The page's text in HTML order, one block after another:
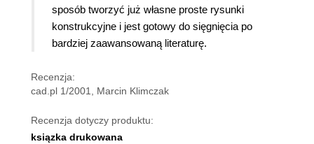
sposób tworzyć już własne proste rysunki
konstrukcyjne i jest gotowy do sięgnięcia po
bardziej zaawansowaną literaturę.
Recenzja:
cad.pl 1/2001, Marcin Klimczak
Recenzja dotyczy produktu:
ksiązka drukowana